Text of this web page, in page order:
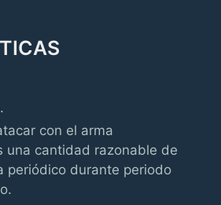
con el arma
una cantidad razonable de
periódico durante periodo